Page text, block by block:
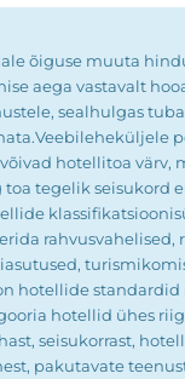
õiguse muuta
aega vastavalt
sealhulgas
hotellitoa värv,
tegelik seisukord
rahvusvahelised,
hotellide
hotellid ühes
seisukorrast,
pakutavate